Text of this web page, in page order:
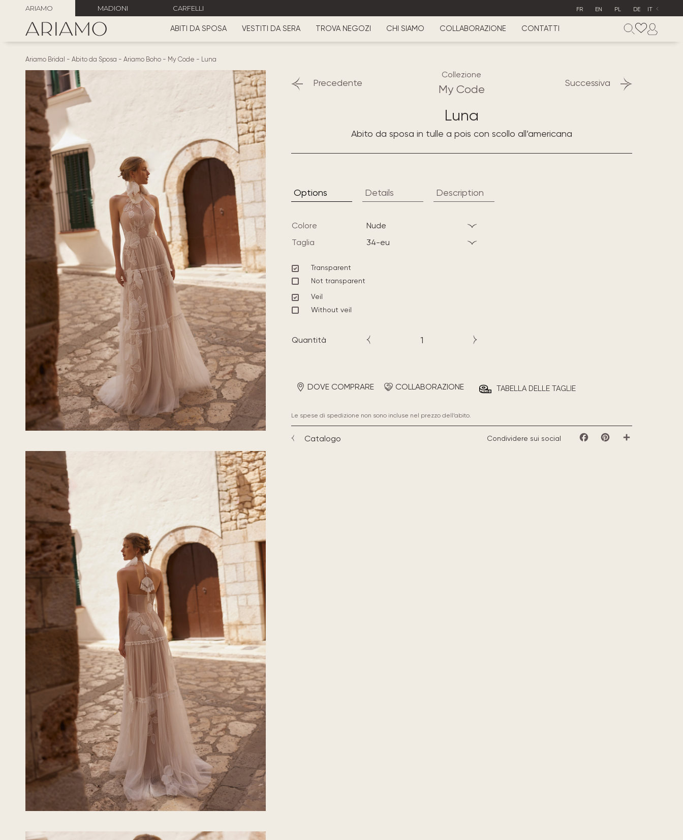
ARIAMO MADIONI CARFELLI FR EN PL DE IT
ABITI DA SPOSA VESTITI DA SERA TROVA NEGOZI CHI SIAMO COLLABORAZIONE CONTATTI
Ariamo Bridal - Abito da Sposa - Ariamo Boho - My Code - Luna
Precedente Successiva
Collezione
My Code
Luna
Abito da sposa in tulle a pois con scollo all’americana
Options Details Description
Colore
nude
Taglia
34-eu
Transparent
Not transparent
Veil
Without veil
Quantità
DOVE COMPRARE COLLABORAZIONE TABELLA DELLE TAGLIE
Le spese di spedizione non sono incluse nel prezzo dell’abito.
Catalogo Condividere sui social